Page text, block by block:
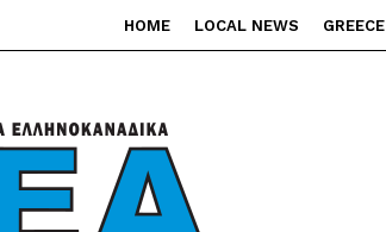
HOME LOCAL NEWS GREECE